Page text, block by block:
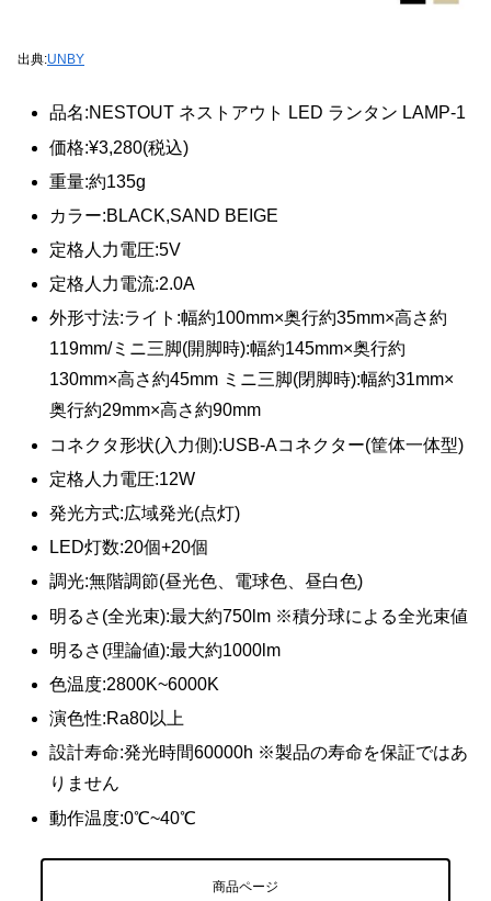
出典:UNBY
品名:NESTOUT ネストアウト LED ランタン LAMP-1
価格:¥3,280(税込)
重量:約135g
カラー:BLACK,SAND BEIGE
定格人力電圧:5V
定格人力電流:2.0A
外形寸法:ライト:幅約100mm×奥行約35mm×高さ約
119mm/ミニ三脚(開脚時):幅約145mm×奥行約
130mm×高さ約45mm ミニ三脚(閉脚時):幅約31mm×
奥行約29mm×高さ約90mm
コネクタ形状(入力側):USB-Aコネクター(筐体一体型)
定格人力電圧:12W
発光方式:広域発光(点灯)
LED灯数:20個+20個
調光:無階調節(昼光色、電球色、昼白色)
明るさ(全光束):最大約750lm ※積分球による全光束値
明るさ(理論値):最大約1000lm
色温度:2800K~6000K
演色性:Ra80以上
設計寿命:発光時間60000h ※製品の寿命を保証ではあ
りません
動作温度:0℃~40℃
商品ページ